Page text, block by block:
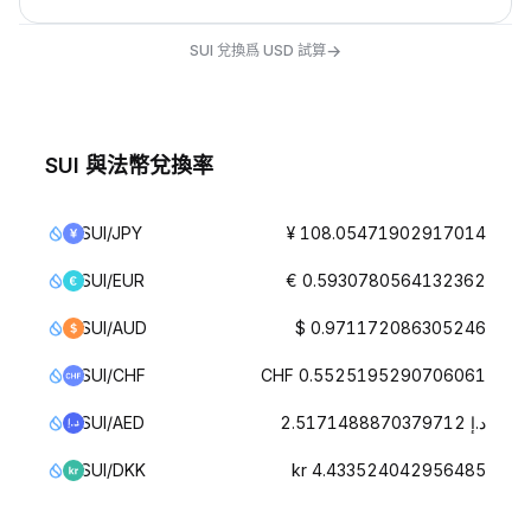
SUI 兌換爲 USD 試算→
SUI 與法幣兌換率
SUI/JPY ¥ 108.05471902917014
SUI/EUR € 0.5930780564132362
SUI/AUD $ 0.971172086305246
SUI/CHF CHF 0.5525195290706061
SUI/AED د.إ 2.5171488870379712
SUI/DKK kr 4.433524042956485